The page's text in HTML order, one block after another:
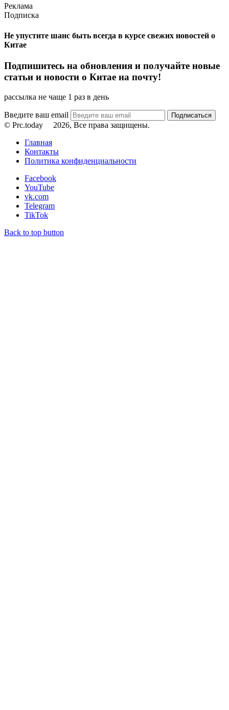
Реклама
Подписка
Не упустите шанс быть всегда в курсе свежих новостей о
Китае
Подпишитесь на обновления и получайте новые
статьи и новости о Китае на почту!
рассылка не чаще 1 раз в день
Введите ваш email
© Prc.today
2026, Все права защищены.
Главная
Контакты
Политика конфиденциальности
Facebook
YouTube
vk.com
Telegram
TikTok
Back to top button